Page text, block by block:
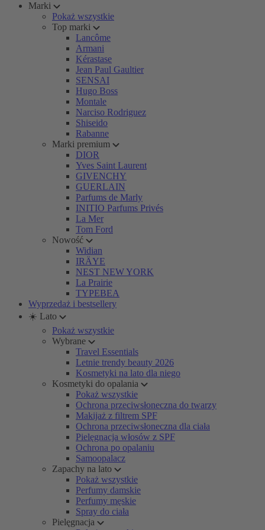
Marki
Pokaż wszystkie
Top marki
Lancôme
Armani
Kérastase
Jean Paul Gaultier
SENSAI
Hugo Boss
Montale
Narciso Rodriguez
Shiseido
Rabanne
Marki premium
DIOR
Yves Saint Laurent
GIVENCHY
GUERLAIN
Parfums de Marly
INITIO Parfums Privés
La Mer
Tom Ford
Nowość
Widian
IRÄYE
NEST NEW YORK
La Prairie
TYPEBEA
Wyprzedaż i bestsellery
☀️ Lato
Pokaż wszystkie
Wybrane
Travel Essentials
Letnie trendy beauty 2026
Kosmetyki na lato dla niego
Kosmetyki do opalania
Pokaż wszystkie
Ochrona przeciwsłoneczna do twarzy
Makijaż z filtrem SPF
Ochrona przeciwsłoneczna dla ciała
Pielęgnacja włosów z SPF
Ochrona po opalaniu
Samoopalacz
Zapachy na lato
Pokaż wszystkie
Perfumy damskie
Perfumy męskie
Spray do ciała
Pielęgnacja